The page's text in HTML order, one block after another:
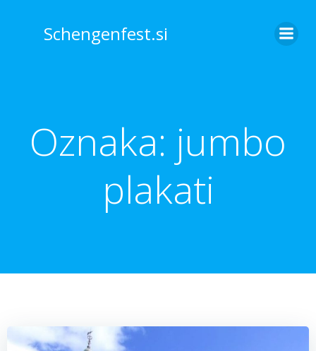
to
content
Schengenfest.si
Oznaka: jumbo
plakati